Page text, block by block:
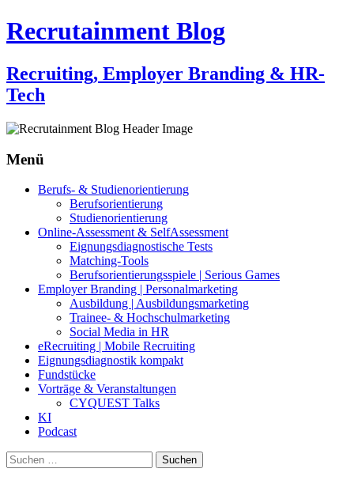
Recrutainment Blog
Recruiting, Employer Branding & HR-
Tech
Menü
Zum
Berufs- & Studienorientierung
Berufsorientierung
Studienorientierung
Online-Assessment & SelfAssessment
Eignungsdiagnostische Tests
Matching-Tools
Berufsorientierungsspiele | Serious Games
Employer Branding | Personalmarketing
Ausbildung | Ausbildungsmarketing
Trainee- & Hochschulmarketing
Social Media in HR
eRecruiting | Mobile Recruiting
Eignungsdiagnostik kompakt
Fundstücke
Vorträge & Veranstaltungen
CYQUEST Talks
KI
Podcast
Suchen
nach: